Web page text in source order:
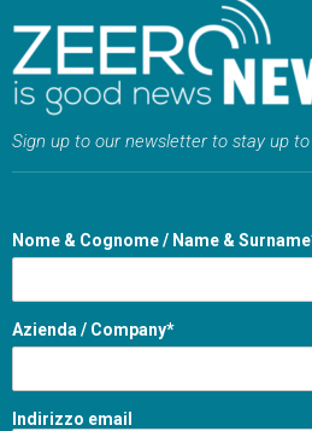
Sign up to our newsletter to stay up
Nome & Cognome / Name &
Azienda / Company*
Indirizzo email